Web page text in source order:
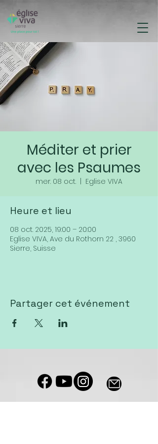
Méditer et prier
avec les Psaumes
mer. 08 oct. Eglise VIVA
Heure et lieu
08 oct. 2025, 19:00 – 20:00
Eglise VIVA, Ave du Rothorn 22 , 3960
Sierre, Suisse
Partager cet événement